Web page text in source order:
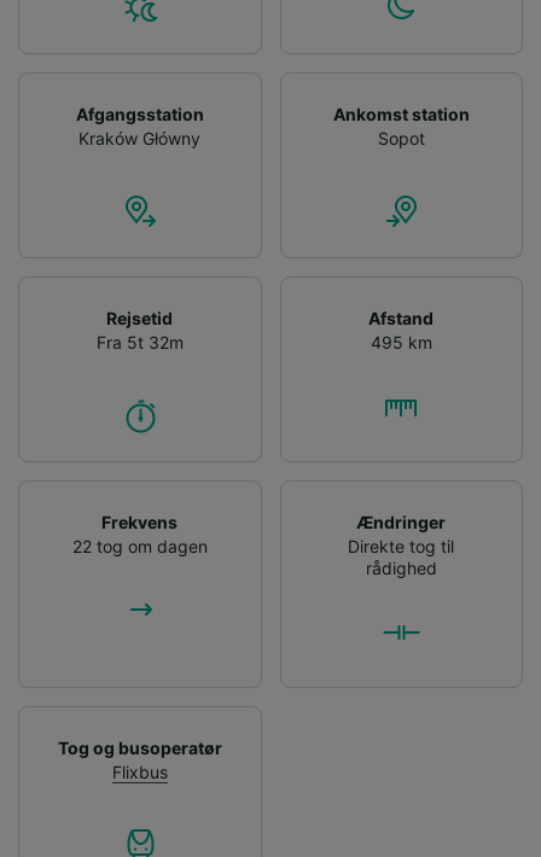
Afgangsstation
Kraków Główny
Ankomst station
Sopot
Rejsetid
Fra 5t 32m
Afstand
495 km
Frekvens
22 tog om dagen
Ændringer
Direkte tog til
rådighed
Tog og busoperatør
Flixbus